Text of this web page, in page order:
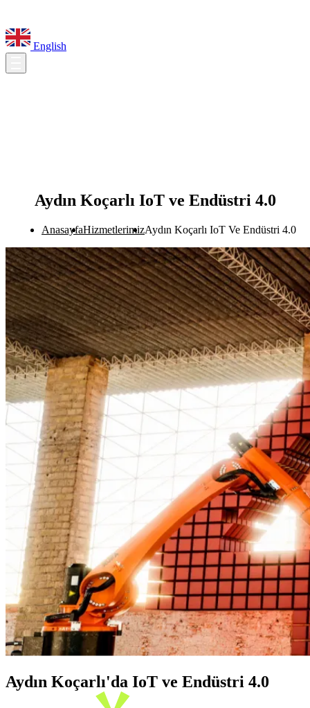
English
Aydın Koçarlı IoT ve Endüstri 4.0
AnasayfaHizmetlerimizAydın Koçarlı IoT Ve Endüstri 4.0
Aydın Koçarlı'da IoT ve Endüstri 4.0